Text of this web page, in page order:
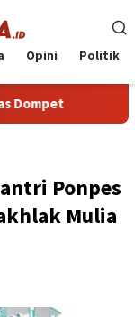
Opini Politik
HP Android
Ponpes
Mulia